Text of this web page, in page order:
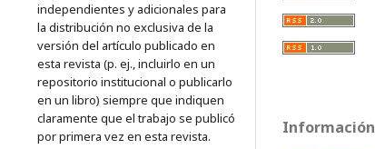
independientes y adicionales para
la distribución no exclusiva de la
versión del artículo publicado en
esta revista (p. ej., incluirlo en un
repositorio institucional o publicarlo
en un libro) siempre que indiquen
claramente que el trabajo se publicó
por primera vez en esta revista.
Información